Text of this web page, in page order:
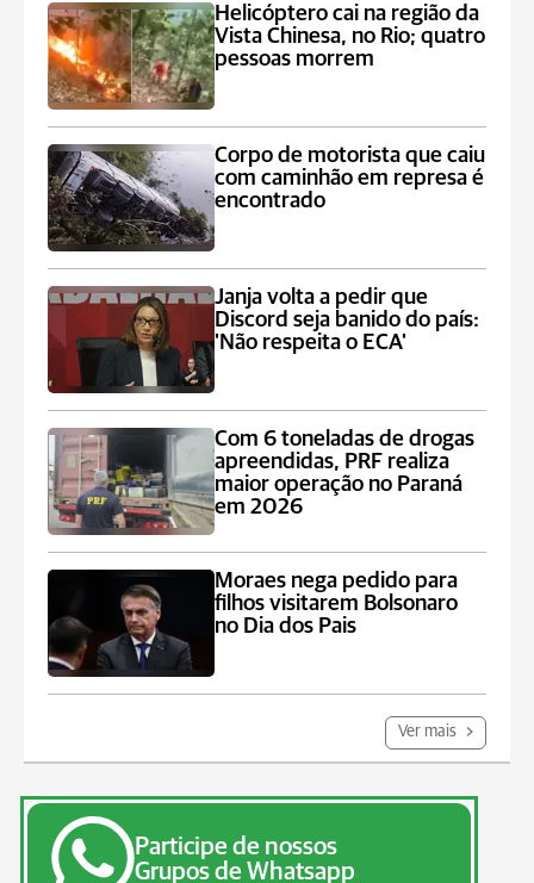
Helicóptero cai na região da
Vista Chinesa, no Rio; quatro
pessoas morrem
Corpo de motorista que caiu
com caminhão em represa é
encontrado
Janja volta a pedir que
Discord seja banido do país:
'Não respeita o ECA'
Com 6 toneladas de drogas
apreendidas, PRF realiza
maior operação no Paraná
em 2026
Moraes nega pedido para
filhos visitarem Bolsonaro
no Dia dos Pais
Ver mais
Participe de nossos
Grupos de Whatsapp